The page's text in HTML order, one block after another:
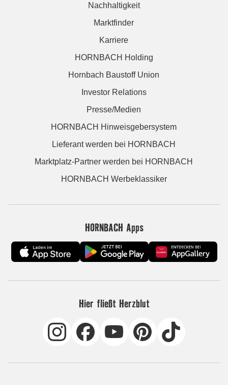
Nachhaltigkeit
Marktfinder
Karriere
HORNBACH Holding
Hornbach Baustoff Union
Investor Relations
Presse/Medien
HORNBACH Hinweisgebersystem
Lieferant werden bei HORNBACH
Marktplatz-Partner werden bei HORNBACH
HORNBACH Werbeklassiker
HORNBACH Apps
Hier fließt Herzblut